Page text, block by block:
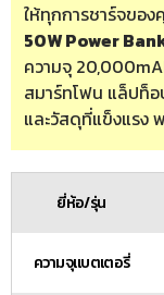
ให้ทุกการชาร์จขอ
50W Power
ความจุ
สมาร์ทโฟน แล็ปท็
และวัสดุที่แข็งแรง
ยี่ห้อ/รุ่น
ความจุแบตเตอรี่